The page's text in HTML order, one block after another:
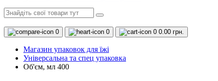
0 0 0 0.00 грн.
Магазин упаковок для їжі
Універсальна та спец упаковка
Об'єм, мл 400